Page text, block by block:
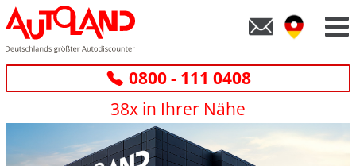
0800 - 111 0408
38x in Ihrer Nähe